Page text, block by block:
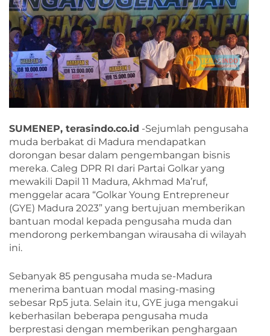
SUMENEP, terasindo.co.id -Sejumlah pengusaha
muda berbakat di Madura mendapatkan
dorongan besar dalam pengembangan bisnis
mereka. Caleg DPR RI dari Partai Golkar yang
mewakili Dapil 11 Madura, Akhmad Ma’ruf,
menggelar acara “Golkar Young Entrepreneur
(GYE) Madura 2023” yang bertujuan memberikan
bantuan modal kepada pengusaha muda dan
mendorong perkembangan wirausaha di wilayah
ini.
Sebanyak 85 pengusaha muda se-Madura
menerima bantuan modal masing-masing
sebesar Rp5 juta. Selain itu, GYE juga mengakui
keberhasilan beberapa pengusaha muda
berprestasi dengan memberikan penghargaan